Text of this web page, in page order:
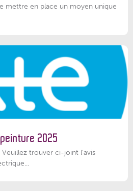
mettre en place un moyen unique
2025
trouver ci-joint l'avis